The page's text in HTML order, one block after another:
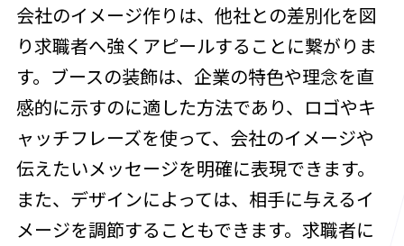
会社のイメージ作りは、他社との差別化を図
り求職者へ強くアピールすることに繋がりま
す。ブースの装飾は、企業の特色や理念を直
感的に示すのに適した方法であり、ロゴやキ
ャッチフレーズを使って、会社のイメージや
伝えたいメッセージを明確に表現できます。
また、デザインによっては、相手に与えるイ
メージを調節することもできます。求職者に